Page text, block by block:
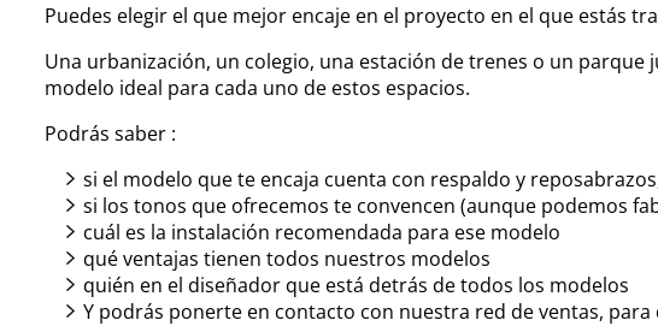
Puedes elegir el que mejor encaje en el proyecto en el que estás
Una urbanización, un colegio, una estación de trenes o un parque
modelo ideal para cada uno de estos espacios.
Podrás saber :
si el modelo que te encaja cuenta con respaldo y
si los tonos que ofrecemos te convencen (aunque podemos
cuál es la instalación recomendada para ese modelo
qué ventajas tienen todos nuestros modelos
quién en el diseñador que está detrás de todos los modelos
Y podrás ponerte en contacto con nuestra red de ventas,